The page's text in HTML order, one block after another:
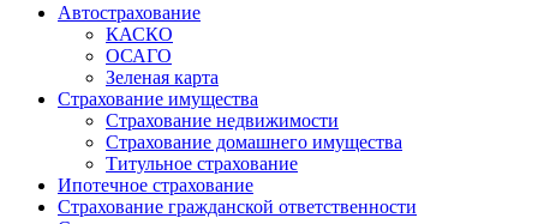
Автострахование
КАСКО
ОСАГО
Зеленая карта
Страхование имущества
Страхование недвижимости
Страхование домашнего имущества
Титульное страхование
Ипотечное страхование
Страхование гражданской ответственности